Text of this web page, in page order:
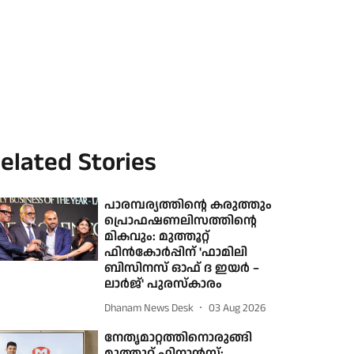
Stories
പാരമ്പര്യത്തിന്റെ കരുത്തും
പ്രൊഫഷണലിസത്തിന്റെ
മികവും: മുത്തൂറ്റ്
ഫിൻകോർപ്പിന് 'ഫാമിലി
ബിസിനസ് ഓഫ് ദ ഇയർ –
ലാർജ്' പുരസ്കാരം
Dhanam News Desk 03 Aug 2026
നേതൃമാറ്റത്തിനൊരുങ്ങി